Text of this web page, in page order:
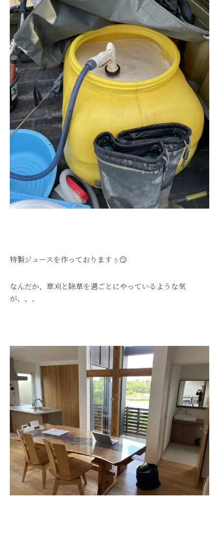
特製ジュースを作っておりますぅ😏
なんだか、草刈と除草を週ごとにやっているような気
が、、、